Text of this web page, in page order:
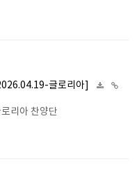
글로리아]
리아 찬양단